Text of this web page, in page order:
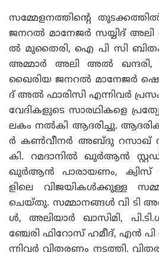
സമ്മേളനത്തിന്റെ
ജനറൽ മാനേജർ സയ്യിദ്
ൽ മുതൈരി, ഐ പി സി ബിതക്
അമ്മാർ അലി അൽ
ഖൈരിയ ജനറൽ മാനേജർ
ദ്‌ അൽ ഫാരിസി എന്നിവർ
വേദികളുടെ സാരഥികളെ
ലകം നൽകി ആദരിച്ചു.
ർ കൺവീനർ അബ്‌ദു റസാഖ്
കി. റമദാനിൽ ഖുർആൻ
ഖുർആൻ പാരായണം, ക്വിസ്
ളിലെ വിജയികൾക്കുള്ള
ചെയ്‌തു. സമ്മാനങ്ങൾ വി ടി
ൾ, അലിയാർ ഖാസിമി,
ഞ്ചേരി ഫിറോസ് ഹമീദ്, എൻ
ന്നിവർ വിതരണം നടത്തി.